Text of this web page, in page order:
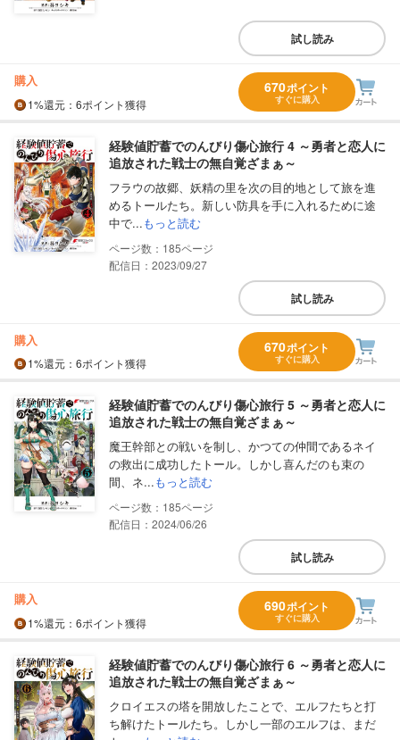
試し読み
購入
1%還元 ：6ポイント獲得
670ポイント
すぐに購入
経験値貯蓄でのんびり傷心旅行 4 ～勇者と恋人に
追放された戦士の無自覚ざまぁ～
フラウの故郷、妖精の里を次の目的地として旅を進
めるトールたち。新しい防具を手に入れるために途
中で...もっと読む
185
配信日：2023/09/27
試し読み
購入
1%還元 ：6ポイント獲得
670ポイント
すぐに購入
経験値貯蓄でのんびり傷心旅行 5 ～勇者と恋人に
追放された戦士の無自覚ざまぁ～
魔王幹部との戦いを制し、かつての仲間であるネイ
の救出に成功したトール。しかし喜んだのも束の
間、ネ...もっと読む
185
配信日：2024/06/26
試し読み
購入
1%還元 ：6ポイント獲得
690ポイント
すぐに購入
経験値貯蓄でのんびり傷心旅行 6 ～勇者と恋人に
追放された戦士の無自覚ざまぁ～
クロイエスの塔を開放したことで、エルフたちと打
ち解けたトールたち。しかし一部のエルフは、まだ